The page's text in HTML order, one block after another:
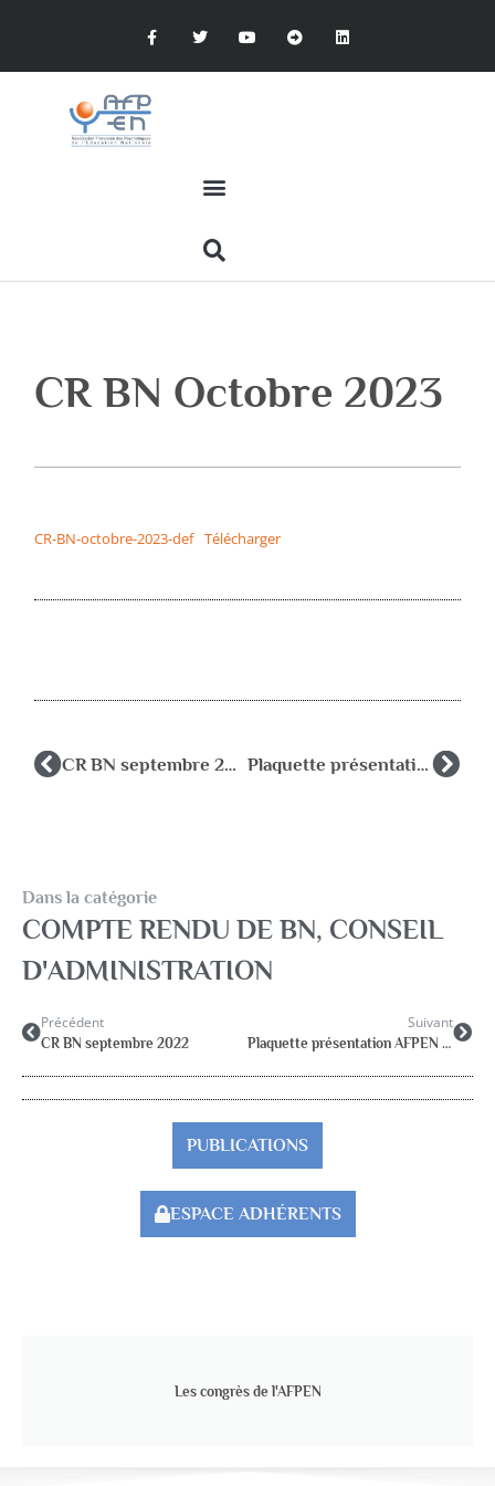
CR BN Octobre 2023
CR-BN-octobre-2023-def Télécharger
CR BN septembre 2022 Plaquette présentation AFPEN (fille)
Dans la catégorie
COMPTE RENDU DE BN, CONSEIL
D'ADMINISTRATION
Précédent
CR BN septembre 2022
Suivant
Plaquette présentation AFPEN (fille)
PUBLICATIONS
ESPACE ADHÉRENTS
Les congrès de l'AFPEN